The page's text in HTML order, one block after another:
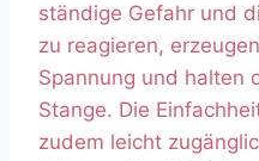
ständige Gefahr und
zu reagieren,
Spannung und halten
Stange. Die
zudem leicht